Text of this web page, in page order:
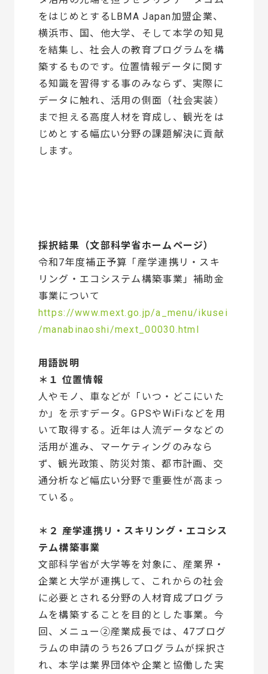
をはじめとするLBMA Japan加盟企業、
横浜市、国、他大学、そして本学の知見
を結集し、社会人の教育プログラムを構
築するものです。位置情報データに関す
る知識を習得する事のみならず、実際に
データに触れ、活用の側面（社会実装）
まで担える高度人材を育成し、観光をは
じめとする幅広い分野の課題解決に貢献
します。
採択結果（文部科学省ホームページ）
令和7年度補正予算「産学連携リ・スキ
リング・エコシステム構築事業」補助金
事業について
https://www.mext.go.jp/a_menu/ikusei
/manabinaoshi/mext_00030.html
用語説明
＊１ 位置情報
人やモノ、車などが「いつ・どこにいた
か」を示すデータ。GPSやWiFiなどを用
いて取得する。近年は人流データなどの
活用が進み、マーケティングのみなら
ず、観光政策、防災対策、都市計画、交
通分析など幅広い分野で重要性が高まっ
ている。
＊２ 産学連携リ・スキリング・エコシス
テム構築事業
文部科学省が大学等を対象に、産業界・
企業と大学が連携して、これからの社会
に必要とされる分野の人材育成プログラ
ムを構築することを目的とした事業。今
回、メニュー②産業成長では、47プログ
ラムの申請のうち26プログラムが採択さ
れ、本学は業界団体や企業と協働した実